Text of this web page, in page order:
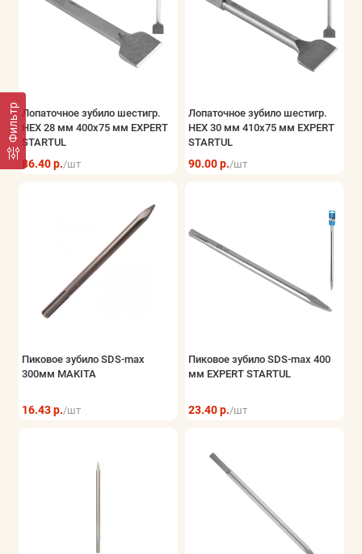
Фильтр Лопаточное зубило шестигр.
HEX 28 мм 400x75 мм EXPERT
STARTUL
86.40 р./шт
Лопаточное зубило шестигр.
HEX 30 мм 410x75 мм EXPERT
STARTUL
90.00 р./шт
Пиковое зубило SDS-max
300мм MAKITA
16.43 р./шт
Пиковое зубило SDS-max 400
мм EXPERT STARTUL
23.40 р./шт